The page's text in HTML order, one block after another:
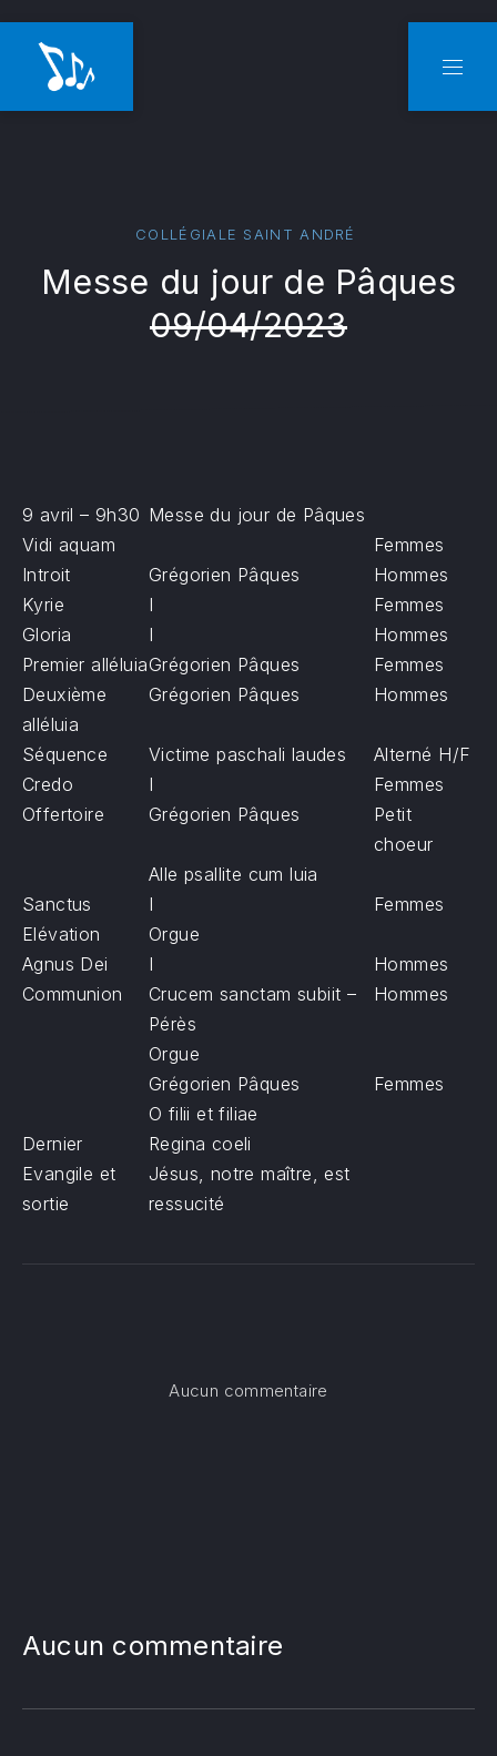
COLLÉGIALE SAINT ANDRÉ
Messe du jour de Pâques
09/04/2023
9 avril – 9h30 Messe du jour de Pâques
Vidi aquam
Femmes
Introit
Grégorien Pâques
Hommes
Kyrie
I
Femmes
Gloria
I
Hommes
Premier alléluiaGrégorien Pâques
Femmes
Deuxième
alléluia
Grégorien Pâques Hommes
Séquence Victime paschali laudes
Alterné H/F
Credo
I
Femmes
Offertoire
Grégorien Pâques
Petit
choeur
Alle psallite cum luia
Sanctus
I
Femmes
Elévation
Orgue
Agnus Dei
I
Hommes
Communion
Crucem sanctam subiit –
Pérès
Hommes
Orgue
Grégorien Pâques
Femmes
O filii et filiae
Dernier
Evangile et
sortie
Regina coeli
Jésus, notre maître, est
ressucité
Aucun commentaire
Aucun commentaire